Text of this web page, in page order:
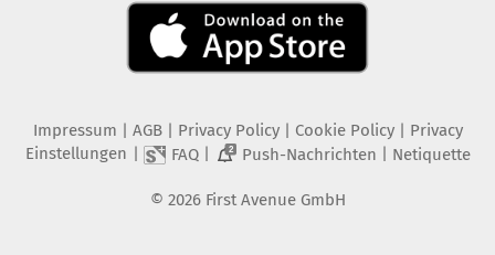
Impressum AGB Privacy Policy| Cookie Policy| Privacy
Einstellungen
FAQ| 2 Push-Nachrichten Netiquette
© 2026 First Avenue GmbH